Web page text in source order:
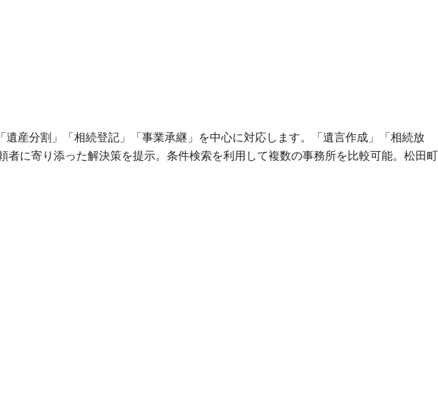
産分割」「相続登記」「事業承継」を中心に対応します。「遺言作成」「相続放
に寄り添った解決策を提示。条件検索を利用して複数の事務所を比較可能。松田町